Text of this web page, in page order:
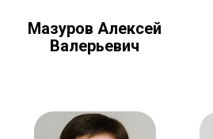
Мазуров Алексей
Валерьевич